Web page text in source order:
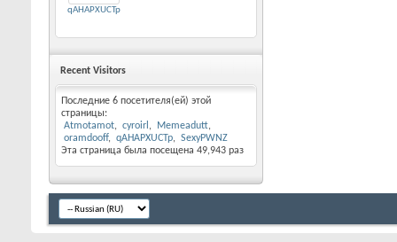
qAHAPXUCTp
Recent Visitors
Последние 6 посетителя(ей) этой
страницы:
Atmotamot
cyroirl
Memeadutt
oramdooff
qAHAPXUCTp
SexyPWNZ
Эта страница была посещена 49,943 раз